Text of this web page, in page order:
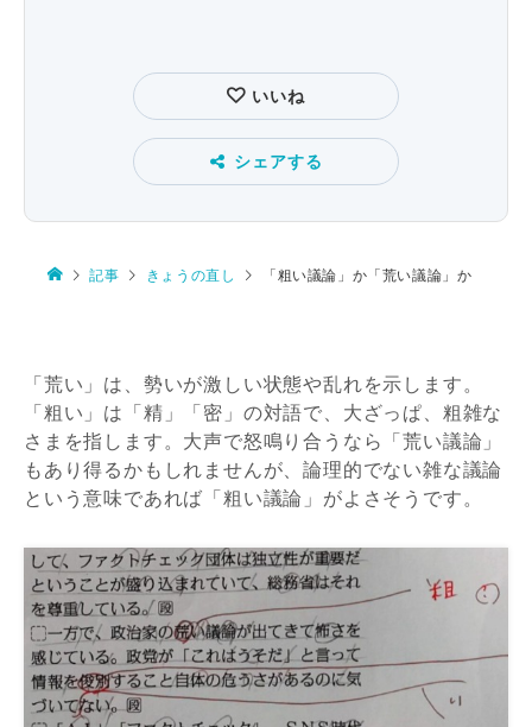
いいね
シェアする
記事 きょうの直し 「粗い議論」か「荒い議論」か
「荒い」は、勢いが激しい状態や乱れを示します。
「粗い」は「精」「密」の対語で、大ざっぱ、粗雑な
さまを指します。大声で怒鳴り合うなら「荒い議論」
もあり得るかもしれませんが、論理的でない雑な議論
という意味であれば「粗い議論」がよさそうです。